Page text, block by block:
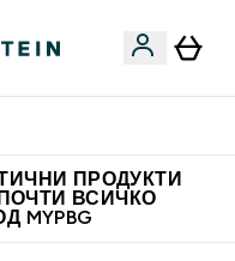
ПРОДУКТИ
ВСИЧКО
MYPBG